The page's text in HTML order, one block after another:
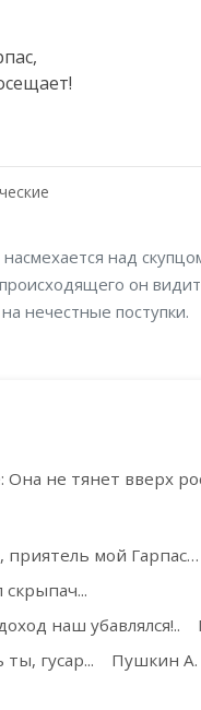
над
он видит
нечестные поступки.
не тянет вверх
мой Гарпас…
наш убавлялся!..
гусар...
Пушкин А.